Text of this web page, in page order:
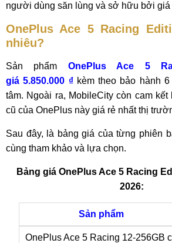
người dùng săn lùng và sở hữu bởi giá
OnePlus Ace 5 Racing
nhiêu?
Sản phẩm OnePlus Ace 5
giá 5.850.000 ₫kèm theo bảo hành 6
tâm. Ngoài ra, MobileCity còn cam kết
cũ của OnePlus này giá rẻ nhất thị
Sau đây, là bảng giá của từng phiên
cùng tham khảo và lựa chọn.
Bảng giá OnePlus Ace 5 Racing
2026:
Sản phẩm
OnePlus Ace 5 Racing 12-256GB